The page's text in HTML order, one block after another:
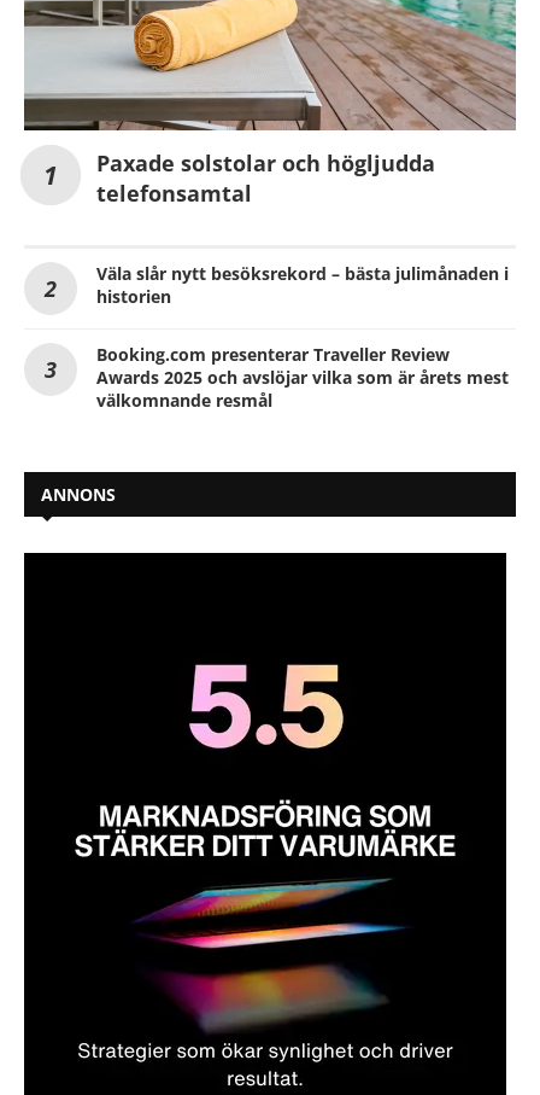
Paxade solstolar och högljudda
telefonsamtal
Väla slår nytt besöksrekord – bästa julimånaden i
historien
Booking.com presenterar Traveller Review
Awards 2025 och avslöjar vilka som är årets mest
välkomnande resmål
ANNONS